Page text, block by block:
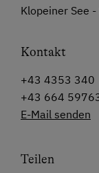
Klopeiner See
Kontakt
+43 4353 340
+43 664
E-Mail senden
Teilen